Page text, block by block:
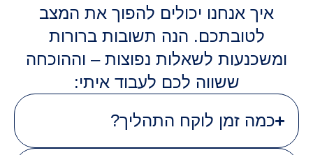
איך אנחנו יכולים להפוך את המצב
לטובתכם. הנה תשובות ברורות
ומשכנעות לשאלות נפוצות – וההוכחה
ששווה לכם לעבוד איתי:
כמה זמן לוקח התהליך?